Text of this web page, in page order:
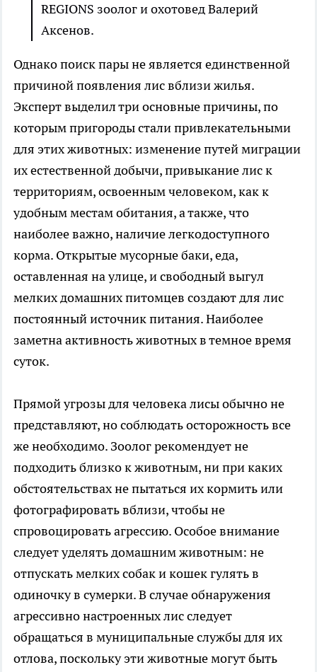
REGIONS зоолог и охотовед Валерий
Аксенов.
Однако поиск пары не является единственной
причиной появления лис вблизи жилья.
Эксперт выделил три основные причины, по
которым пригороды стали привлекательными
для этих животных: изменение путей миграции
их естественной добычи, привыкание лис к
территориям, освоенным человеком, как к
удобным местам обитания, а также, что
наиболее важно, наличие легкодоступного
корма. Открытые мусорные баки, еда,
оставленная на улице, и свободный выгул
мелких домашних питомцев создают для лис
постоянный источник питания. Наиболее
заметна активность животных в темное время
суток.
Прямой угрозы для человека лисы обычно не
представляют, но соблюдать осторожность все
же необходимо. Зоолог рекомендует не
подходить близко к животным, ни при каких
обстоятельствах не пытаться их кормить или
фотографировать вблизи, чтобы не
спровоцировать агрессию. Особое внимание
следует уделять домашним животным: не
отпускать мелких собак и кошек гулять в
одиночку в сумерки. В случае обнаружения
агрессивно настроенных лис следует
обращаться в муниципальные службы для их
отлова, поскольку эти животные могут быть